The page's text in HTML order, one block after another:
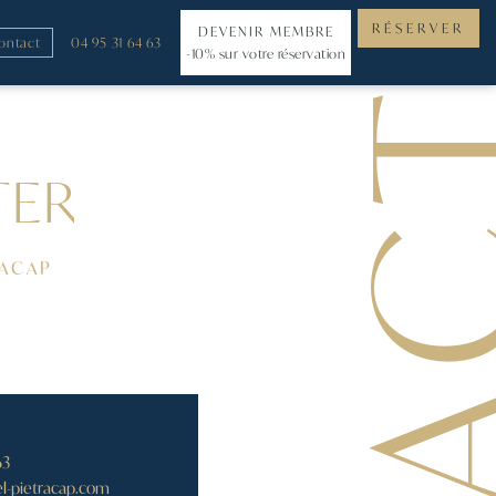
04 95 31 64 63
DEVENIR MEMBRE
-10% sur votre réservation
RÉSERVER
pietracap.com